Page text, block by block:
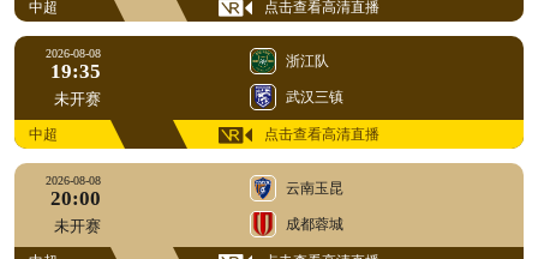
中超 点击查看高清直播
2026-08-08
19:35
未开赛
浙江队
武汉三镇
中超 点击查看高清直播
2026-08-08
20:00
未开赛
云南玉昆
成都蓉城